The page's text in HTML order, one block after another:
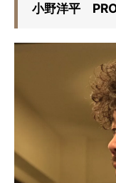
小野洋平